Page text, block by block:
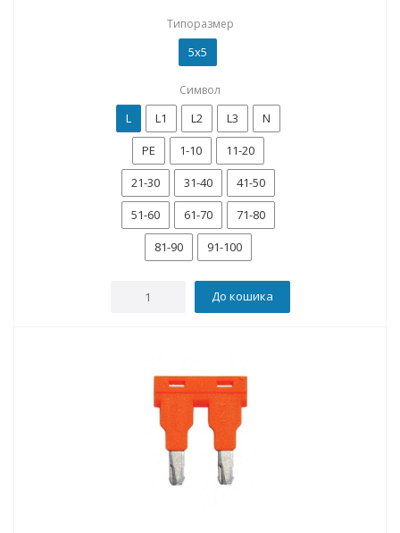
Типоразмер
5x5
Символ
L L1 L2 L3
N
PE
1-10
11-20
21-30
31-40
41-50
51-60
61-70
71-80
81-90
91-100
До кошика